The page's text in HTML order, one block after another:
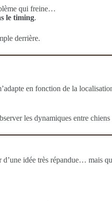
qui freine…
le timing.
derrière.
en fonction de la
les dynamiques entre chiens
idée très répandue… mais